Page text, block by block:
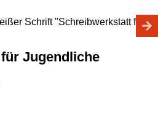
für Jugendliche